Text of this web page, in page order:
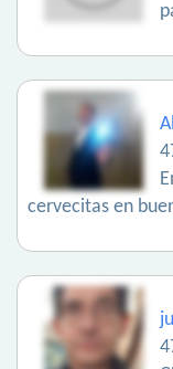
cervecitas en